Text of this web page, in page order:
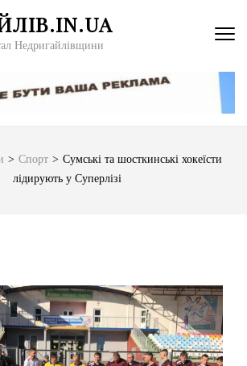
Недригайлівщини
> Спорт > Сумські та шосткинські хокеїсти
лідирують у Суперлізі